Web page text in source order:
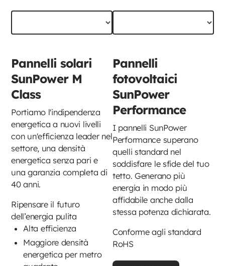
Pannelli solari
SunPower M
Class
Portiamo l'indipendenza
energetica a nuovi livelli
con un'efficienza leader nel
settore, una densità
energetica senza pari e
una garanzia completa di
40 anni.
Ripensare il futuro
dell’energia pulita
Alta efficienza
Maggiore densità
energetica per metro
Pannelli
fotovoltaici
SunPower
Performance
I pannelli SunPower
Performance superano
quelli standard nel
soddisfare le sfide del tuo
tetto. Generano più
energia in modo più
affidabile anche dalla
stessa potenza dichiarata.
Conforme agli standard
RoHS